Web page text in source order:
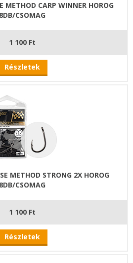
METHOD CARP WINNER HOROG
8DB/CSOMAG
1 100 Ft
Részletek
METHOD STRONG 2X HOROG
8DB/CSOMAG
1 100 Ft
Részletek